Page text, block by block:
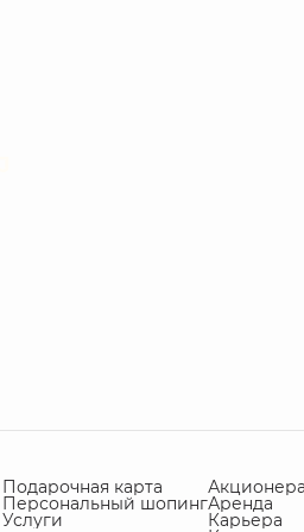
Подарочная карта
Персональный шопинг
Услуги
Аренда
Карьера